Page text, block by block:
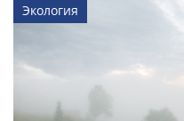
Экология